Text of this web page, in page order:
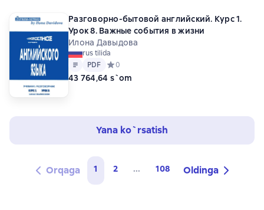
Разговорно-бытовой английский. Курс 1.
Урок 8. Важные события в жизни
Илона Давыдова
rus tilida
Matn
PDF
PDF Средний рейтинг 0 на основе 0 оценок
0
43 764,64 s`om
Yana ko`rsatish
Orqaga 1 2 ... 108 Oldinga